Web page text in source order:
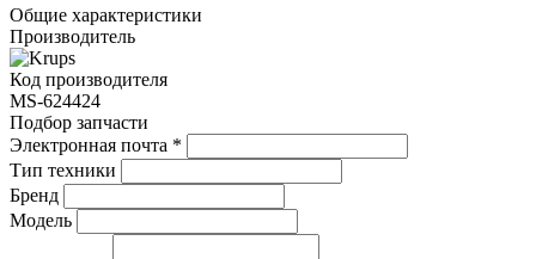
Общие характеристики
Производитель
Код производителя
MS-624424
Подбор запчасти
Электронная почта *
Тип техники
Бренд
Модель